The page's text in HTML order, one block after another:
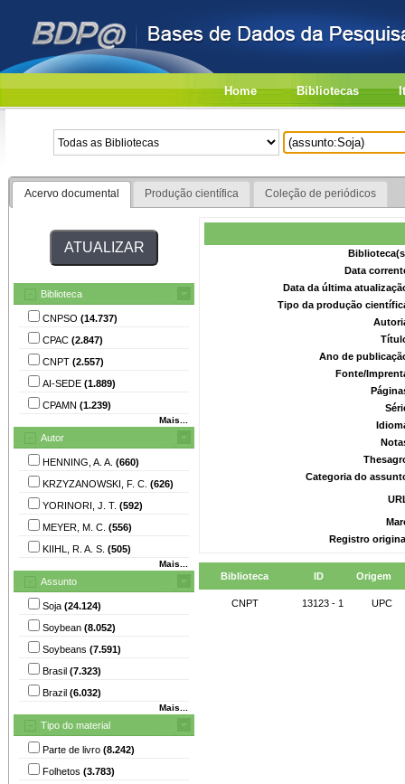
Home Bibliotecas
Acervo documental Produção científica Coleção de periódicos
Biblioteca
CNPSO (14.737)
CPAC (2.847)
CNPT (2.557)
AI-SEDE (1.889)
CPAMN (1.239)
Mais...
Autor
HENNING, A. A. (660)
KRZYZANOWSKI, F. C. (626)
YORINORI, J. T. (592)
MEYER, M. C. (556)
KIIHL, R. A. S. (505)
Mais...
Assunto
Soja (24.124)
Soybean (8.052)
Soybeans (7.591)
Brasil (7.323)
Brazil (6.032)
Mais...
Tipo do material
Parte de livro (8.242)
Folhetos (3.783)
Data
Data da última
Tipo da produção
Ano de
Fonte/
Categoria do
Registro
Biblioteca ID Origem
CNPT 13123 - 1 UPC